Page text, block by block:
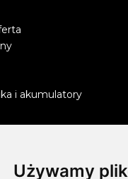
Używamy
i akumulatory